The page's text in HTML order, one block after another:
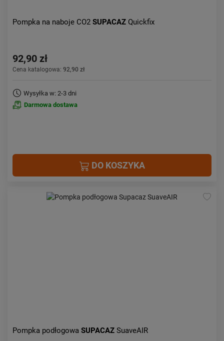
Pompka na naboje CO2 SUPACAZ Quickfix
92,90 zł
Cena katalogowa: 92,90 zł
Wysyłka w: 2-3 dni
Darmowa dostawa
DO KOSZYKA
Pompka podłogowa SUPACAZ SuaveAIR